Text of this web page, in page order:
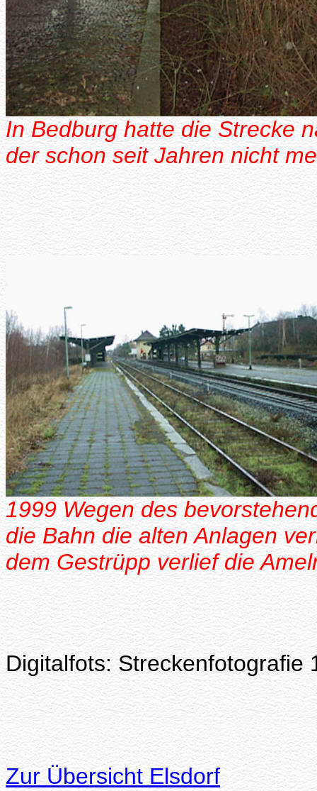
In Bedburg hatte die Strecke
der schon seit Jahren nicht
1999 Wegen des
die Bahn die alten Anlagen
dem Gestrüpp verlief die
Digitalfots: Streckenfotografie
Zur Übersicht Elsdorf